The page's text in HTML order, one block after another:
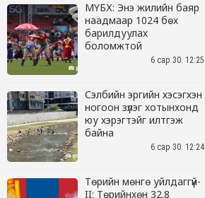
МҮБХ: Энэ жилийн баяр
наадмаар 1024 бөх
барилдуулах
боломжтой
6 сар 30. 12:25
Сэлбийн эргийн хэсэгхэн
ногоон зүлэг хотынхонд
юу хэрэгтэйг илтгэж
байна
6 сар 30. 12:24
Төрийн мөнгө уйлдаггүй-
II: Төрийнхөн 32.8